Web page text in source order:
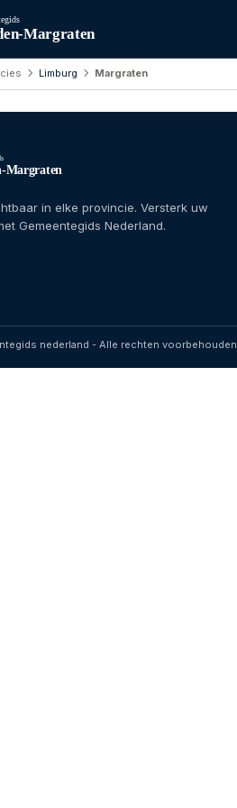
Margraten
Limburg Margraten
Margraten
in elke provincie. Versterk uw
Gemeentegids Nederland.
nederland - Alle rechten voorbehouden